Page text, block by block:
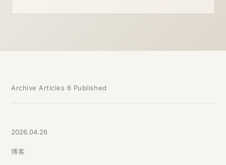
Archive Articles 6 Published
2026.04.26
博客